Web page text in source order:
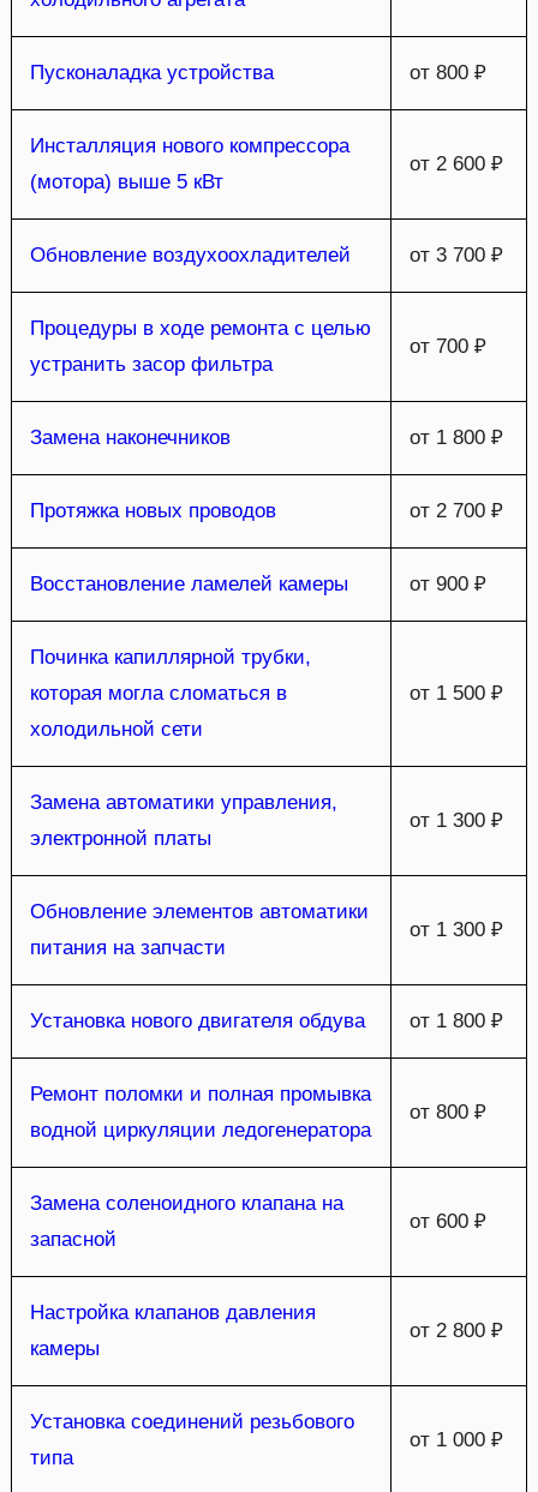
Пусконаладка устройства от 800 ₽
Инсталляция нового компрессора
(мотора) выше 5 кВт
от 2 600 ₽
Обновление воздухоохладителей от 3 700 ₽
Процедуры в ходе ремонта с целью
устранить засор фильтра
от 700 ₽
Замена наконечников от 1 800 ₽
Протяжка новых проводов от 2 700 ₽
Восстановление ламелей камеры от 900 ₽
Починка капиллярной трубки,
которая могла сломаться в
холодильной сети
от 1 500 ₽
Замена автоматики управления,
электронной платы
от 1 300 ₽
Обновление элементов автоматики
питания на запчасти
от 1 300 ₽
Установка нового двигателя обдува от 1 800 ₽
Ремонт поломки и полная промывка
водной циркуляции ледогенератора
от 800 ₽
Замена соленоидного клапана на
запасной
от 600 ₽
Настройка клапанов давления
камеры
от 2 800 ₽
Установка соединений резьбового
типа
от 1 000 ₽